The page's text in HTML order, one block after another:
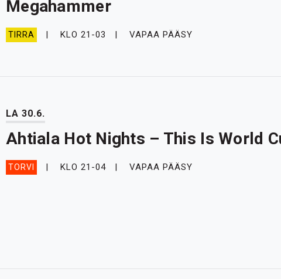
Megahammer
TIRRA KLO 21-03 VAPAA PÄÄSY
LA 30.6.
Ahtiala Hot Nights – This Is World
TORVI KLO 21-04 VAPAA PÄÄSY